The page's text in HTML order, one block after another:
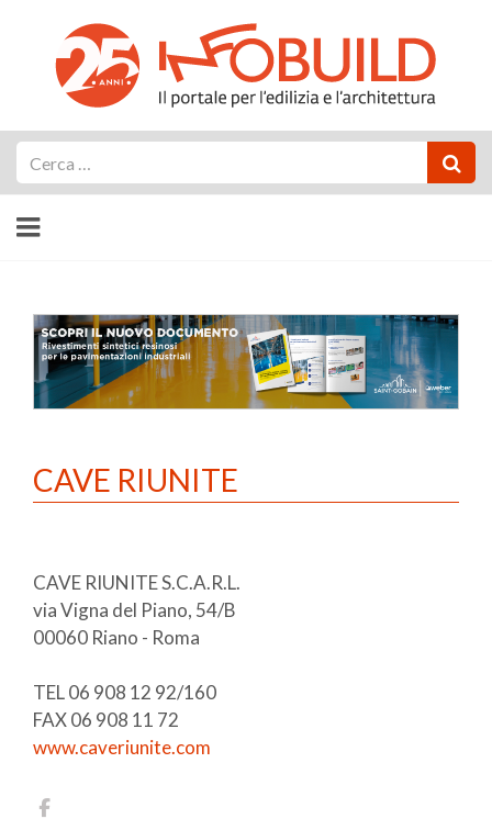
CAVE RIUNITE
CAVE RIUNITE S.C.A.R.L.
via Vigna del Piano, 54/B
00060 Riano - Roma
TEL 06 908 12 92/160
FAX 06 908 11 72
www.caveriunite.com